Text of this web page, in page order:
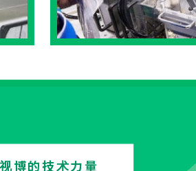
博的技术力量